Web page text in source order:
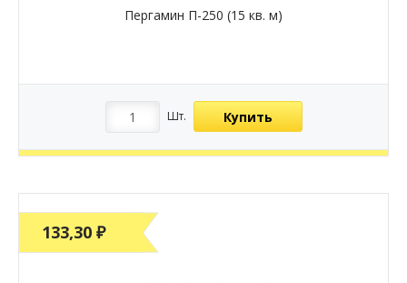
Пергамин П-250 (15 кв. м)
Шт. Купить
133,30 ₽